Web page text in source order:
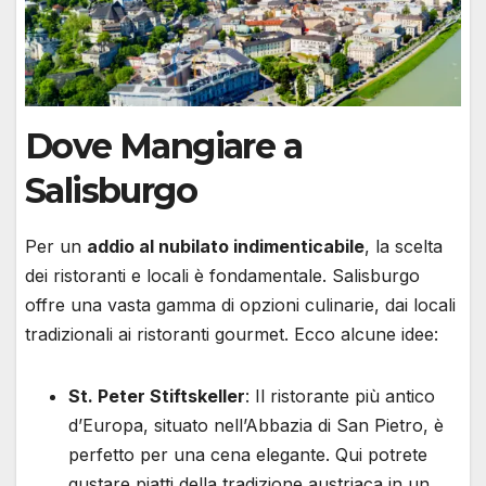
Dove Mangiare a
Salisburgo
Per un addio al nubilato indimenticabile, la scelta
dei ristoranti e locali è fondamentale. Salisburgo
offre una vasta gamma di opzioni culinarie, dai locali
tradizionali ai ristoranti gourmet. Ecco alcune idee:
St. Peter Stiftskeller: Il ristorante più antico
d’Europa, situato nell’Abbazia di San Pietro, è
perfetto per una cena elegante. Qui potrete